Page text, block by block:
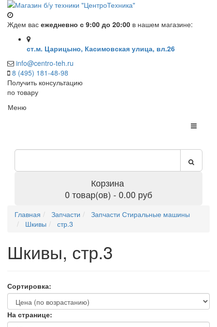
Ждем вас ежедневно с 9:00 до 20:00 в нашем магазине:
ст.м. Царицыно, Касимовская улица, вл.26
info@centro-teh.ru
8 (495) 181-48-98
Получить консультацию
по товару
Меню
Корзина
0 товар(ов) - 0.00 руб
Главная Запчасти
Запчасти Стиральные машины
Шкивы
стр.3
Шкивы, стр.3
Сортировка:
На странице: